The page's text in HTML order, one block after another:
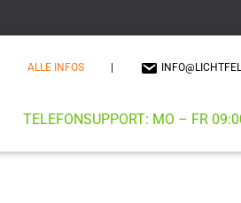
ALLE INFOS
TELEFONSUPPORT: MO – FR